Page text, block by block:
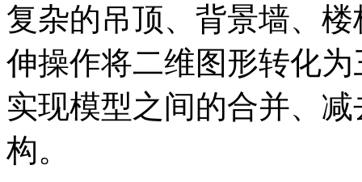
复杂的吊顶、背景墙、
伸操作将二维图形转化
实现模型之间的合并、
构。